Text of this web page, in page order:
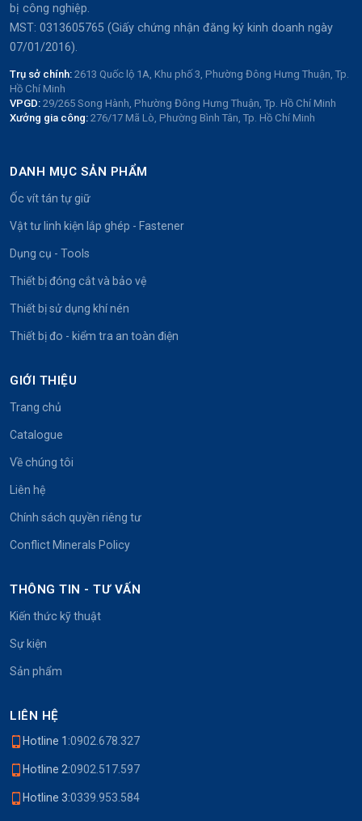
bị công nghiệp.
MST: 0313605765 (Giấy chứng nhận đăng ký kinh doanh ngày
07/01/2016).
Trụ sở chính: 2613 Quốc lộ 1A, Khu phố 3, Phường Đông Hưng Thuận, Tp.
Hồ Chí Minh
VPGD: 29/265 Song Hành, Phường Đông Hưng Thuận, Tp. Hồ Chí Minh
Xưởng gia công: 276/17 Mã Lò, Phường Bình Tân, Tp. Hồ Chí Minh
DANH MỤC SẢN PHẨM
Ốc vít tán tự giữ
Vật tư linh kiện lắp ghép - Fastener
Dụng cụ - Tools
Thiết bị đóng cắt và bảo vệ
Thiết bị sử dụng khí nén
Thiết bị đo - kiểm tra an toàn điện
GIỚI THIỆU
Trang chủ
Catalogue
Về chúng tôi
Liên hệ
Chính sách quyền riêng tư
Conflict Minerals Policy
THÔNG TIN - TƯ VẤN
Kiến thức kỹ thuật
Sự kiện
Sản phẩm
LIÊN HỆ
Hotline 1:0902.678.327
Hotline 2:0902.517.597
Hotline 3:0339.953.584